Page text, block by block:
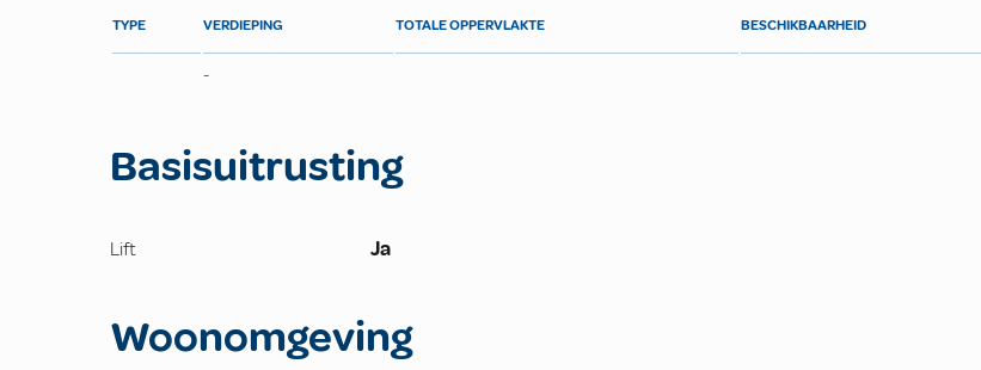
TYPE VERDIEPING TOTALE OPPERVLAKTE BESCHIKBAARHEID
-
Basisuitrusting
Lift Ja
Woonomgeving